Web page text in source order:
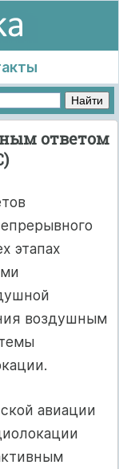
ответом
этапах
воздушным
авиации